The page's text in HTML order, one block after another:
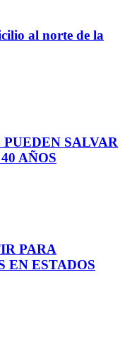
al norte de la
SALVAR
AÑOS
PARA
EN ESTADOS